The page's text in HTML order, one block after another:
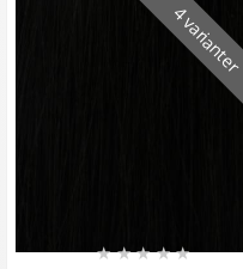
Mizzy Tangler
4 varianter
★★★★★